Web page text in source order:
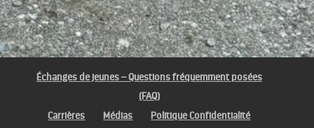
Échanges de jeunes – Questions fréquemment posées
(FAQ)
Carrières
Médias
Politique Confidentialité